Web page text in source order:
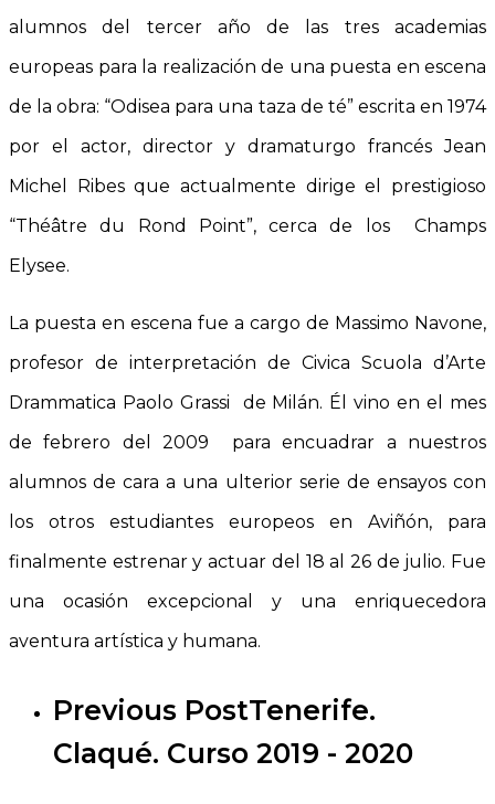
alumnos del tercer año de las tres academias
europeas para la realización de una puesta en escena
de la obra: “Odisea para una taza de té” escrita en 1974
por el actor, director y dramaturgo francés Jean
Michel Ribes que actualmente dirige el prestigioso
“Théâtre du Rond Point”, cerca de los Champs
Elysee.
La puesta en escena fue a cargo de Massimo Navone,
profesor de interpretación de Civica Scuola d’Arte
Drammatica Paolo Grassi de Milán. Él vino en el mes
de febrero del 2009 para encuadrar a nuestros
alumnos de cara a una ulterior serie de ensayos con
los otros estudiantes europeos en Aviñón, para
finalmente estrenar y actuar del 18 al 26 de julio. Fue
una ocasión excepcional y una enriquecedora
aventura artística y humana.
Previous PostTenerife.
Claqué. Curso 2019 - 2020